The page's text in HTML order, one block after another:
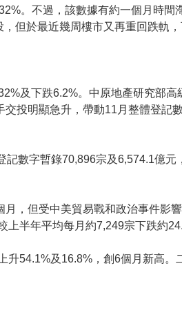
。不過，該數據有約一個月時
但於最近幾周樓市又再重回跌軌，
及下跌6.2%。中原地產研究部
投明顯急升，帶動11月整體登記
數字暫錄70,896宗及6,574.1億
，但受中美貿易戰和政治事件影
半年平均每月約7,249宗下跌約
54.1%及16.8%，創6個月新高